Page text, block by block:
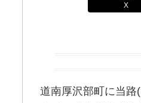
X
道南厚沢部町に当